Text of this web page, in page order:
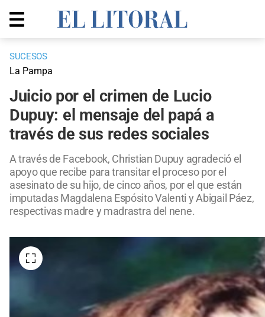
SUCESOS
La Pampa
Juicio por el crimen de Lucio
Dupuy: el mensaje del papá a
través de sus redes sociales
A través de Facebook, Christian Dupuy agradeció el
apoyo que recibe para transitar el proceso por el
asesinato de su hijo, de cinco años, por el que están
imputadas Magdalena Espósito Valenti y Abigail Páez,
respectivas madre y madrastra del nene.